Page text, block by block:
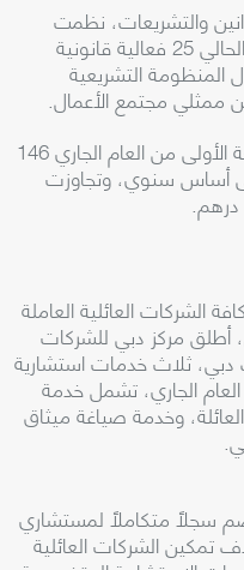
والتشريعات، نظمت
الغرفة خلال النصف الأول من العام الحالي 25 فعالية قانونية
التشريعية
واستقبلت الغرفة خلال الأشهر التسعة الأولى من العام الجاري 146
بزيادة قدرها 11% على أساس سنوي، وتجاوزت
الشركات العائلية العاملة
أطلق مركز دبي للشركات
دبي، ثلاث خدمات استشارية
الجاري، تشمل خدمة
وخدمة صياغة ميثاق
سجلاً متكاملاً لمستشاري
تمكين الشركات العائلية